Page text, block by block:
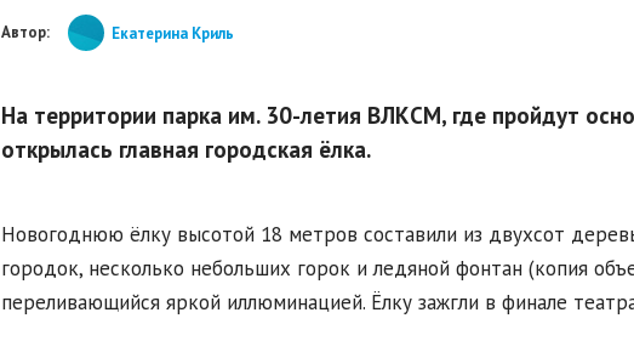
Автор: Екатерина Криль
На территории парка им. 30-летия ВЛКСМ, где пройдут
открылась главная городская ёлка.
Новогоднюю ёлку высотой 18 метров составили из двухсот
городок, несколько небольших горок и ледяной фонтан (копия
переливающийся яркой иллюминацией. Ёлку зажгли в финале